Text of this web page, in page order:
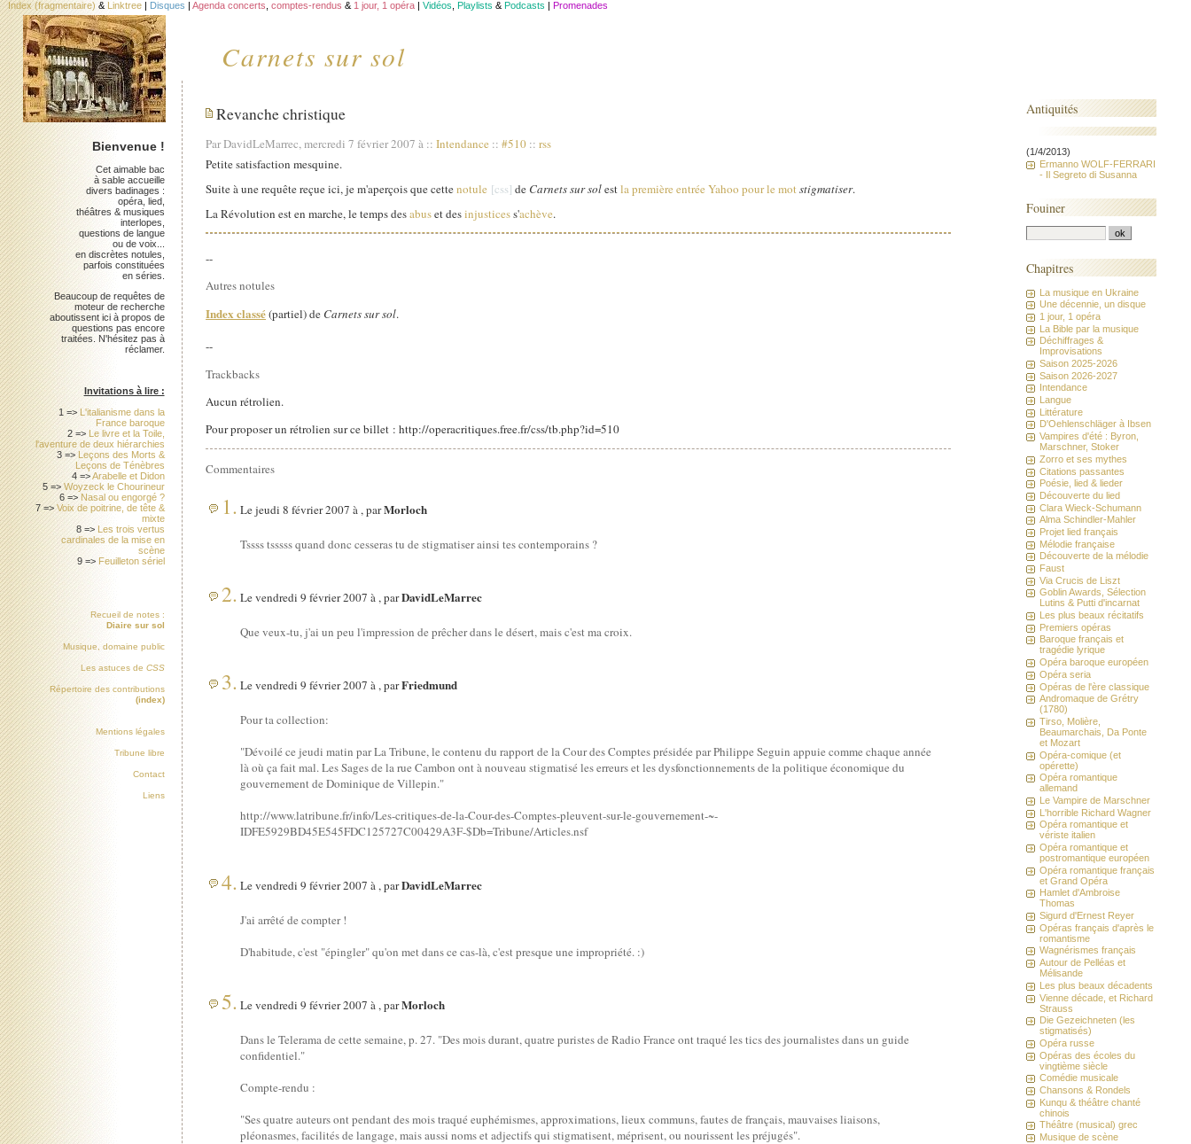
Carnets sur sol
Index (fragmentaire) & Linktree | Disques | Agenda concerts comptes-rendus & 1 jour, 1 opéra | Vidéos Playlists & Podcasts | Promenades
Revanche christique
Par DavidLeMarrec, mercredi 7 février 2007 à :: Intendance :: #510 :: rss
Petite satisfaction mesquine.
Suite à une requête reçue ici, je m'aperçois que cettenotule de Carnets sur solestla première entrée Yahoo pour le motstigmatiser.
La Révolution est en marche, le temps desabuset desinjusticess'achève.
--
Autres notules
Index classé(partiel) de Carnets sur sol.
--
Trackbacks
Aucun rétrolien.
Pour proposer un rétrolien sur ce billet : http://operacritiques.free.fr/css/tb.php?id=510
Commentaires
1. Le jeudi 8 février 2007 à , parMorloch
Tssss tsssss quand donc cesseras tu de stigmatiser ainsi tes contemporains ?
2. Le vendredi 9 février 2007 à , parDavidLeMarrec
Que veux-tu, j'ai un peu l'impression de prêcher dans le désert, mais c'est ma croix.
3. Le vendredi 9 février 2007 à , parFriedmund
Pour ta collection:
"Dévoilé ce jeudi matin par La Tribune, le contenu du rapport de la Cour des Comptes présidée par Philippe Seguin appuie comme chaque année
là où ça fait mal. Les Sages de la rue Cambon ont à nouveau stigmatisé les erreurs et les dysfonctionnements de la politique économique du
gouvernement de Dominique de Villepin."
http://www.latribune.fr/info/Les-critiques-de-la-Cour-des-Comptes-pleuvent-sur-le-gouvernement-~-
IDFE5929BD45E545FDC125727C00429A3F-$Db=Tribune/Articles.nsf
4. Le vendredi 9 février 2007 à , parDavidLeMarrec
J'ai arrêté de compter !
D'habitude, c'est "épingler" qu'on met dans ce cas-là, c'est presque une impropriété. :)
5. Le vendredi 9 février 2007 à , parMorloch
Dans le Telerama de cette semaine, p. 27. "Des mois durant, quatre puristes de Radio France ont traqué les tics des journalistes dans un guide
confidentiel."
Compte-rendu :
"Ses quatre auteurs ont pendant des mois traqué euphémismes, approximations, lieux communs, fautes de français, mauvaises liaisons,
pléonasmes, facilités de langage, mais aussi noms et adjectifs qui stigmatisent, méprisent, ou nourissent les préjugés".
Bienvenue !
Cet aimable bac
à sable accueille
divers badinages :
opéra, lied,
théâtres & musiques
interlopes,
questions de langue
ou de voix...
en discrètes notules,
parfois constituées
en séries.
Beaucoup de requêtes de
moteur de recherche
aboutissent ici à propos de
questions pas encore
traitées. N'hésitez pas à
réclamer.
Invitations à lire :
1 => L'italianisme dans la
France baroque
2 => Le livre et la Toile,
l'aventure de deux hiérarchies
3 => Leçons des Morts &
Leçons de Ténèbres
4 =>Arabelle et Didon
5 =>Woyzeck le Chourineur
6 => Nasal ou engorgé ?
7 =>Voix de poitrine, de tête &
mixte
8 => Les trois vertus
cardinales de la mise en
scène
9 => Feuilleton sériel
Recueil de notes :
Diaire sur sol
Musique, domaine public
Les astuces de CSS
Répertoire des contributions
(index)
Mentions légales
Tribune libre
Contact
Liens
Antiquités
(1/4/2013)
Ermanno WOLF-FERRARI
- Il Segreto di Susanna
Fouiner
Chapitres
La musique en Ukraine
Une décennie, un disque
1 jour, 1 opéra
La Bible par la musique
Déchiffrages &
Improvisations
Saison 2025-2026
Saison 2026-2027
Intendance
Langue
Littérature
D'Oehlenschläger à Ibsen
Vampires d'été : Byron,
Marschner, Stoker
Zorro et ses mythes
Citations passantes
Poésie, lied & lieder
Découverte du lied
Clara Wieck-Schumann
Alma Schindler-Mahler
Projet lied français
Mélodie française
Découverte de la mélodie
Faust
Via Crucis de Liszt
Goblin Awards, Sélection
Lutins & Putti d'incarnat
Les plus beaux récitatifs
Premiers opéras
Baroque français et
tragédie lyrique
Opéra baroque européen
Opéra seria
Opéras de l'ère classique
Andromaque de Grétry
(1780)
Tirso, Molière,
Beaumarchais, Da Ponte
et Mozart
Opéra-comique (et
opérette)
Opéra romantique
allemand
Le Vampire de Marschner
L'horrible Richard Wagner
Opéra romantique et
vériste italien
Opéra romantique et
postromantique européen
Opéra romantique français
et Grand Opéra
Hamlet d'Ambroise
Thomas
Sigurd d'Ernest Reyer
Opéras français d'après le
romantisme
Wagnérismes français
Autour de Pelléas et
Mélisande
Les plus beaux décadents
Vienne décade, et Richard
Strauss
Die Gezeichneten (les
stigmatisés)
Opéra russe
Opéras des écoles du
vingtième siècle
Comédie musicale
Chansons & Rondels
Kunqu & théâtre chanté
chinois
Théâtre (musical) grec
Musique de scène